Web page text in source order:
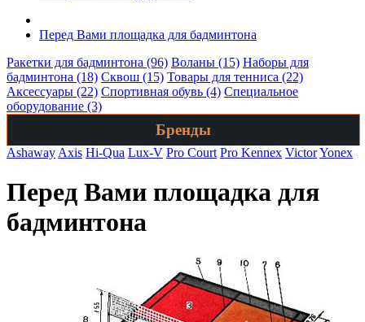
Перед Вами площадка для бадминтона
Ракетки для бадминтона (96) Воланы (15) Наборы для
бадминтона (18) Сквош (15) Товары для тенниса (22)
Аксессуары (22) Спортивная обувь (4) Специальное
оборудование (3)
Бренды
Ashaway Axis Hi-Qua Lux-V Pro Court Pro Kennex VictorYonex
Перед Вами площадка для
бадминтона